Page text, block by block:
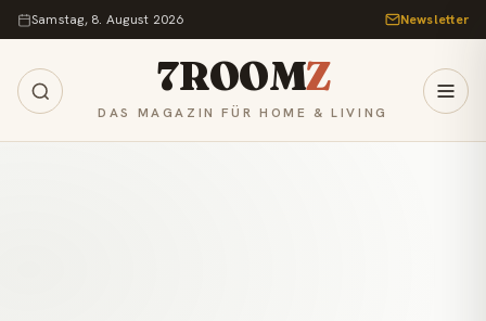
Zum Inhalt springen
Samstag, 8. August 2026 Newsletter
7ROOMZ
DAS MAGAZIN FÜR HOME & LIVING